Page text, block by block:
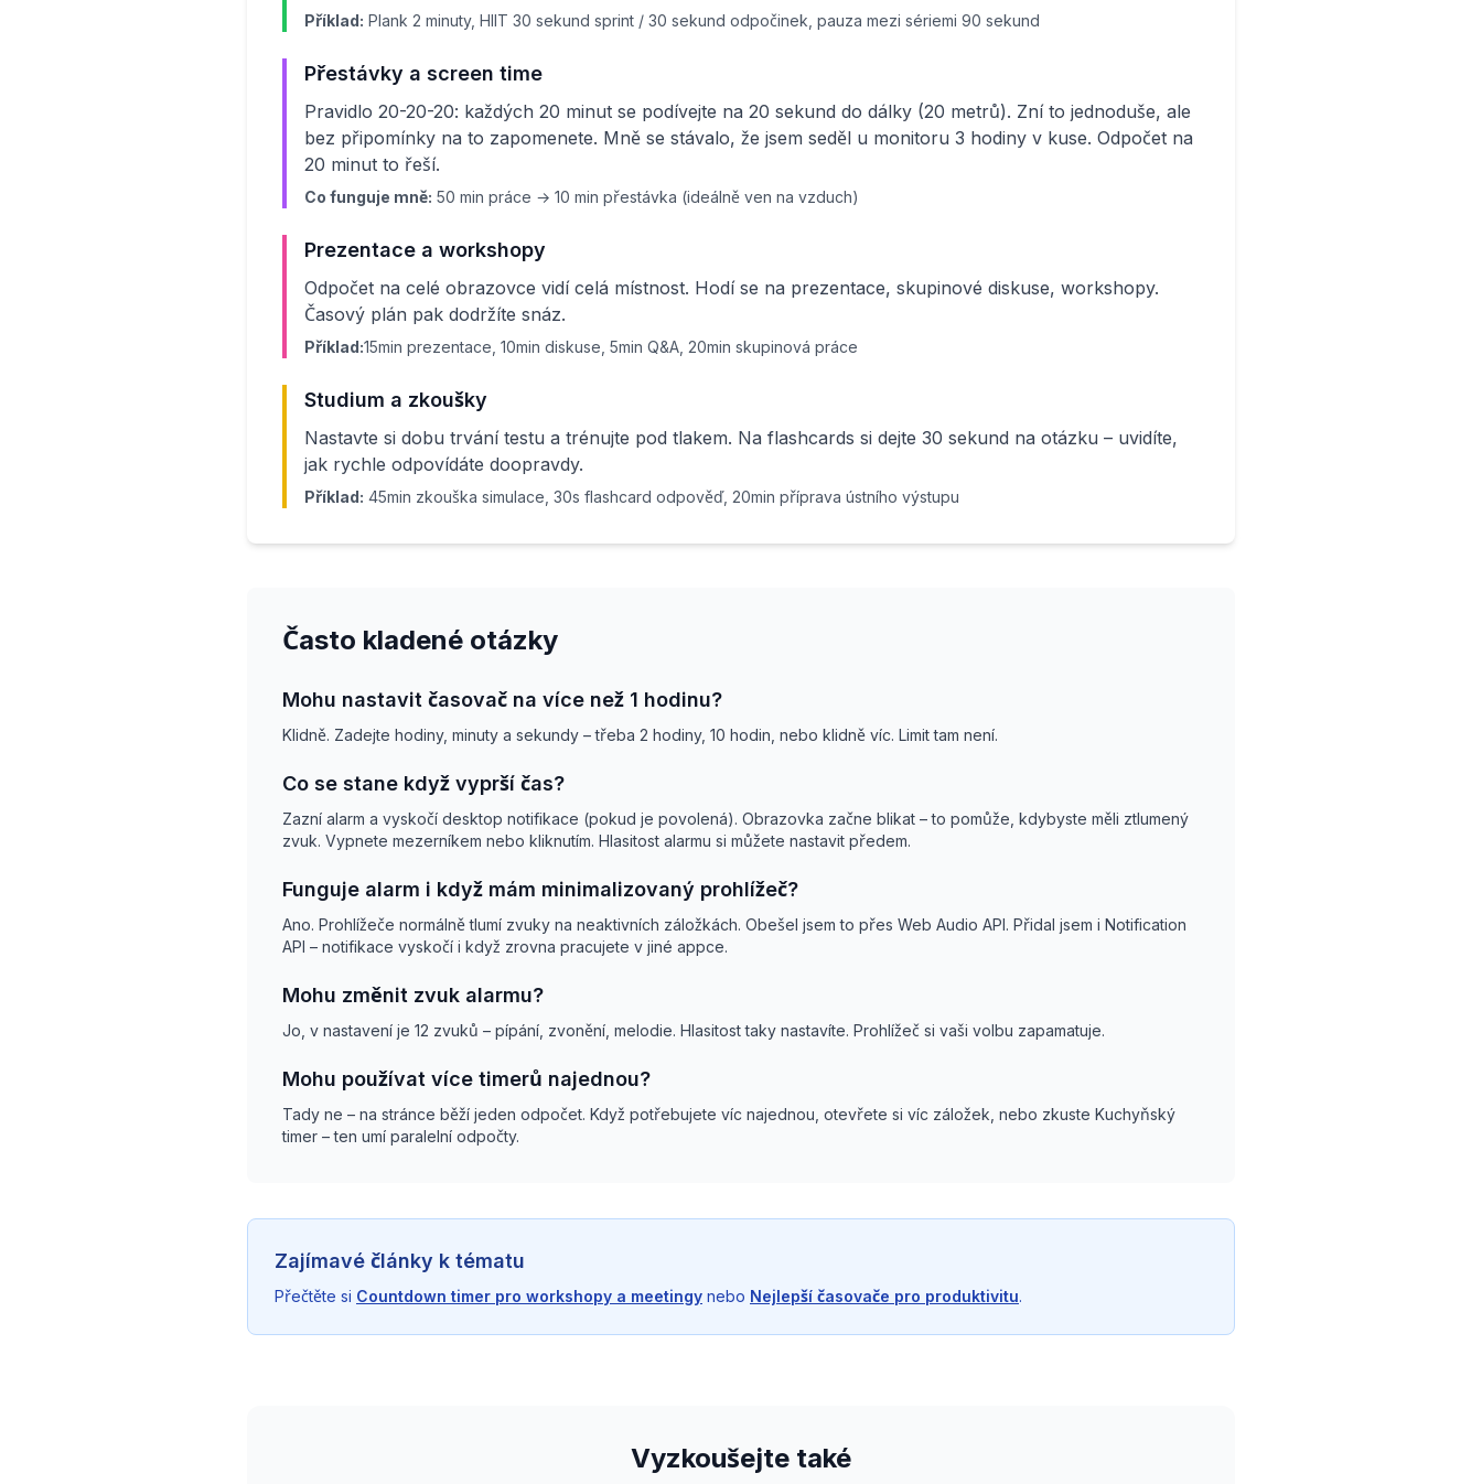
Příklad: Plank 2 minuty, HIIT 30 sekund sprint / 30 sekund odpočinek, pauza mezi sériemi 90 sekund
Přestávky a screen time
Pravidlo 20-20-20: každých 20 minut se podívejte na 20 sekund do dálky (20 metrů). Zní to jednoduše, ale
bez připomínky na to zapomenete. Mně se stávalo, že jsem seděl u monitoru 3 hodiny v kuse. Odpočet na
20 minut to řeší.
Co funguje mně: 50 min práce → 10 min přestávka (ideálně ven na vzduch)
Prezentace a workshopy
Odpočet na celé obrazovce vidí celá místnost. Hodí se na prezentace, skupinové diskuse, workshopy.
Časový plán pak dodržíte snáz.
Příklad:15min prezentace, 10min diskuse, 5min Q&A, 20min skupinová práce
Studium a zkoušky
Nastavte si dobu trvání testu a trénujte pod tlakem. Na flashcards si dejte 30 sekund na otázku – uvidíte,
jak rychle odpovídáte doopravdy.
Příklad: 45min zkouška simulace, 30s flashcard odpověď, 20min příprava ústního výstupu
Často kladené otázky
Mohu nastavit časovač na více než 1 hodinu?
Klidně. Zadejte hodiny, minuty a sekundy – třeba 2 hodiny, 10 hodin, nebo klidně víc. Limit tam není.
Co se stane když vyprší čas?
Zazní alarm a vyskočí desktop notifikace (pokud je povolená). Obrazovka začne blikat – to pomůže, kdybyste měli ztlumený
zvuk. Vypnete mezerníkem nebo kliknutím. Hlasitost alarmu si můžete nastavit předem.
Funguje alarm i když mám minimalizovaný prohlížeč?
Ano. Prohlížeče normálně tlumí zvuky na neaktivních záložkách. Obešel jsem to přes Web Audio API. Přidal jsem i Notification
API – notifikace vyskočí i když zrovna pracujete v jiné appce.
Mohu změnit zvuk alarmu?
Jo, v nastavení je 12 zvuků – pípání, zvonění, melodie. Hlasitost taky nastavíte. Prohlížeč si vaši volbu zapamatuje.
Mohu používat více timerů najednou?
Tady ne – na stránce běží jeden odpočet. Když potřebujete víc najednou, otevřete si víc záložek, nebo zkuste Kuchyňský
timer – ten umí paralelní odpočty.
Zajímavé články k tématu
Přečtěte si Countdown timer pro workshopy a meetingy nebo Nejlepší časovače pro produktivitu.
Vyzkoušejte také